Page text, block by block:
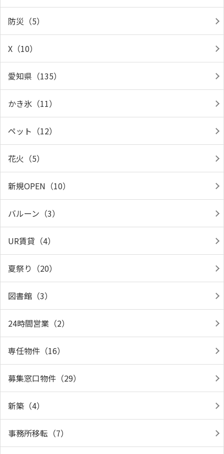
防災（5）
X（10）
愛知県（135）
かき氷（11）
ペット（12）
花火（5）
新規OPEN（10）
バルーン（3）
UR賃貸（4）
夏祭り（20）
図書館（3）
24時間営業（2）
専任物件（16）
募集窓口物件（29）
新築（4）
事務所移転（7）